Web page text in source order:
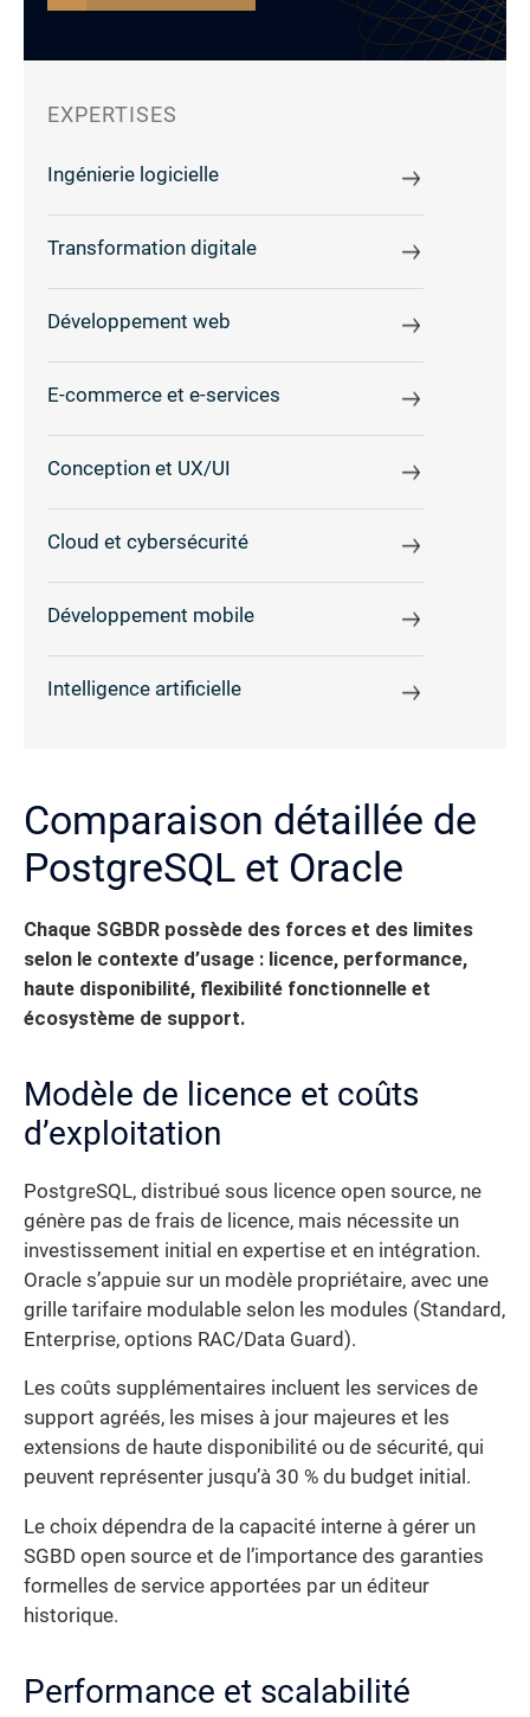
EXPERTISES
Ingénierie logicielle
Transformation digitale
Développement web
E-commerce et e-services
Conception et UX/UI
Cloud et cybersécurité
Développement mobile
Intelligence artificielle
Comparaison détaillée de
PostgreSQL et Oracle
Chaque SGBDR possède des forces et des limites
selon le contexte d’usage : licence, performance,
haute disponibilité, flexibilité fonctionnelle et
écosystème de support.
Modèle de licence et coûts
d’exploitation
PostgreSQL, distribué sous licence open source, ne
génère pas de frais de licence, mais nécessite un
investissement initial en expertise et en intégration.
Oracle s’appuie sur un modèle propriétaire, avec une
grille tarifaire modulable selon les modules (Standard,
Enterprise, options RAC/Data Guard).
Les coûts supplémentaires incluent les services de
support agréés, les mises à jour majeures et les
extensions de haute disponibilité ou de sécurité, qui
peuvent représenter jusqu’à 30 % du budget initial.
Le choix dépendra de la capacité interne à gérer un
SGBD open source et de l’importance des garanties
formelles de service apportées par un éditeur
historique.
Performance et scalabilité